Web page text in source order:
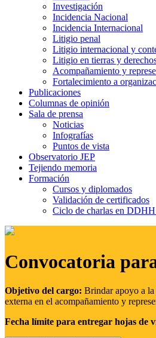
Investigación
Incidencia Nacional
Incidencia Internacional
Litigio penal
Litigio internacional y
Litigio en tierras y
Acompañamiento y
Fortalecimiento a
Publicaciones
Columnas de opinión
Sala de prensa
Noticias
Infografías
Puntos de vista
Observatorio JEP
Tejiendo memoria
Formación
Cursos y diplomados
Validación de certificados
Ciclo de charlas en
Convocatoria
Objetivo del cargo: Brindar apoyo a
externa en el acompañamiento y
Fecha límite para entregar hojas de